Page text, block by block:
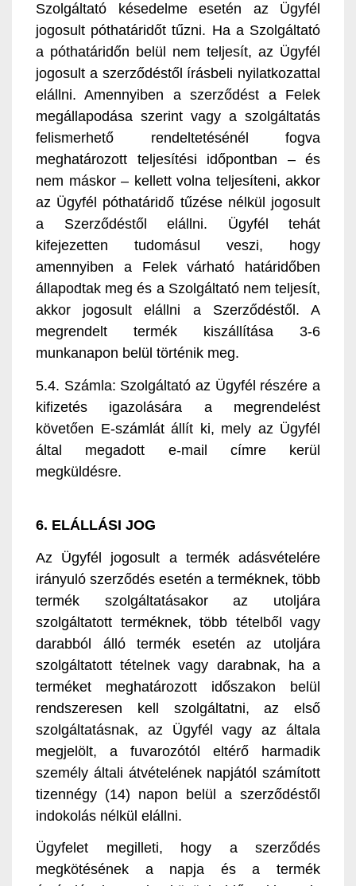
Szolgáltató késedelme esetén az Ügyfél
jogosult póthatáridőt tűzni. Ha a Szolgáltató
a póthatáridőn belül nem teljesít, az Ügyfél
jogosult a szerződéstől írásbeli nyilatkozattal
elállni. Amennyiben a szerződést a Felek
megállapodása szerint vagy a szolgáltatás
felismerhető rendeltetésénél fogva
meghatározott teljesítési időpontban – és
nem máskor – kellett volna teljesíteni, akkor
az Ügyfél póthatáridő tűzése nélkül jogosult
a Szerződéstől elállni. Ügyfél tehát
kifejezetten tudomásul veszi, hogy
amennyiben a Felek várható határidőben
állapodtak meg és a Szolgáltató nem teljesít,
akkor jogosult elállni a Szerződéstől. A
megrendelt termék kiszállítása 3-6
munkanapon belül történik meg.
5.4. Számla: Szolgáltató az Ügyfél részére a
kifizetés igazolására a megrendelést
követően E-számlát állít ki, mely az Ügyfél
által megadott e-mail címre kerül
megküldésre.
6. ELÁLLÁSI JOG
Az Ügyfél jogosult a termék adásvételére
irányuló szerződés esetén a terméknek, több
termék szolgáltatásakor az utoljára
szolgáltatott terméknek, több tételből vagy
darabból álló termék esetén az utoljára
szolgáltatott tételnek vagy darabnak, ha a
terméket meghatározott időszakon belül
rendszeresen kell szolgáltatni, az első
szolgáltatásnak, az Ügyfél vagy az általa
megjelölt, a fuvarozótól eltérő harmadik
személy általi átvételének napjától számított
tizennégy (14) napon belül a szerződéstől
indokolás nélkül elállni.
Ügyfelet megilleti, hogy a szerződés
megkötésének a napja és a termék